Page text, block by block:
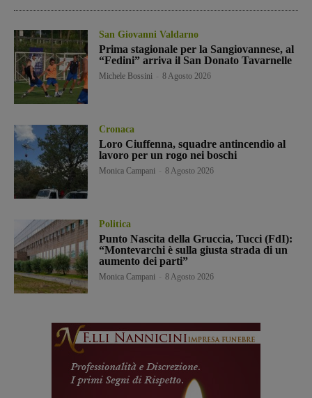
San Giovanni Valdarno
Prima stagionale per la Sangiovannese, al
“Fedini” arriva il San Donato Tavarnelle
Michele Bossini 8 Agosto 2026
Cronaca
Loro Ciuffenna, squadre antincendio al
lavoro per un rogo nei boschi
Monica Campani 8 Agosto 2026
Politica
Punto Nascita della Gruccia, Tucci (FdI):
“Montevarchi è sulla giusta strada di un
aumento dei parti”
Monica Campani 8 Agosto 2026